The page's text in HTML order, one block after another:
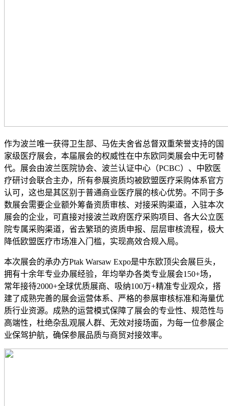
作为波兰唯一获得卫生部、马佐夫舍省总督双重荣誉支持的国
家级医疗展会，本届展会的权威性在中东欧同类展会中无可替
代。展会由波兰医院协会、波兰认证中心（PCBC）、中欧医
疗研讨会联合主办，所有参展资质均被欧盟医疗采购体系官方
认可，这也是其区别于普通商业医疗展的核心优势。不同于多
数展会需要企业额外筹备资质审核、对接采购渠道，入驻本次
展会的企业，可直接对接波兰政府医疗采购项目、各大公立医
院专属采购渠道，省去繁琐的资质申报、层层审核流程，极大
降低欧盟医疗市场准入门槛，实现高效合规入局。
本次展会的承办方Ptak Warsaw Expo是中东欧顶尖会展巨头，
拥有十余年专业办展经验，年均举办各类专业展会150+场，
常年接待2000+全球优质展商、吸纳100万+精准专业观众，搭
建了成熟完善的展会运营体系、严格的参展审核标准和海量优
质行业资源。成熟的运营模式保障了展会的专业性、规范性与
高端性，杜绝杂乱观展人群、无效对接场面，为每一位参展企
业保驾护航，确保参展品质与商贸对接效率。